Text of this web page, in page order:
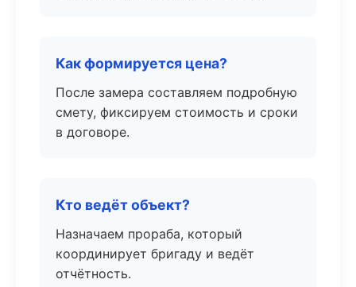
Как формируется цена?
После замера составляем подробную
смету, фиксируем стоимость и сроки
в договоре.
Кто ведёт объект?
Назначаем прораба, который
координирует бригаду и ведёт
отчётность.